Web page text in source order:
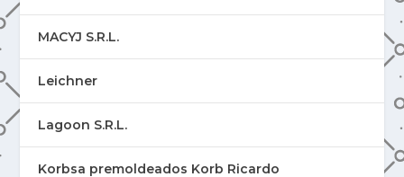
MACYJ S.R.L.
Leichner
Lagoon S.R.L.
Korbsa premoldeados Korb Ricardo